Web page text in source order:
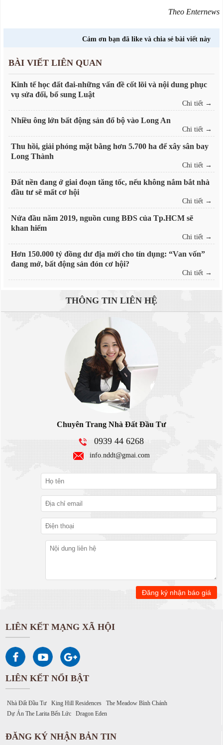
Theo Enternews
Cảm ơn bạn đã like và chia sẻ bài viết này
BÀI VIẾT LIÊN QUAN
Kinh tế học đất đai-những vấn đề cốt lõi và nội dung phục
vụ sửa đổi, bổ sung Luật
Chi tiết →
Nhiều ông lớn bất động sản đổ bộ vào Long An
Chi tiết →
Thu hồi, giải phóng mặt bằng hơn 5.700 ha để xây sân bay
Long Thành
Chi tiết →
Đất nền đang ở giai đoạn tăng tốc, nếu không nắm bắt nhà
đầu tư sẽ mất cơ hội
Chi tiết →
Nửa đầu năm 2019, nguồn cung BĐS của Tp.HCM sẽ
khan hiếm
Chi tiết →
Hơn 150.000 tỷ đồng dư địa mới cho tín dụng: “Van vốn”
đang mở, bất động sản đón cơ hội?
Chi tiết →
THÔNG TIN LIÊN HỆ
Chuyên Trang Nhà Đất Đầu Tư
0939 44 6268
info.nddt@gmai.com
LIÊN KẾT MẠNG XÃ HỘI
LIÊN KẾT NỔI BẬT
Nhà Đất Đầu Tư King Hill Residences
The Meadow Bình Chánh
Dự Án The Larita Bến Lức
Dragon Eden
ĐĂNG KÝ NHẬN BẢN TIN